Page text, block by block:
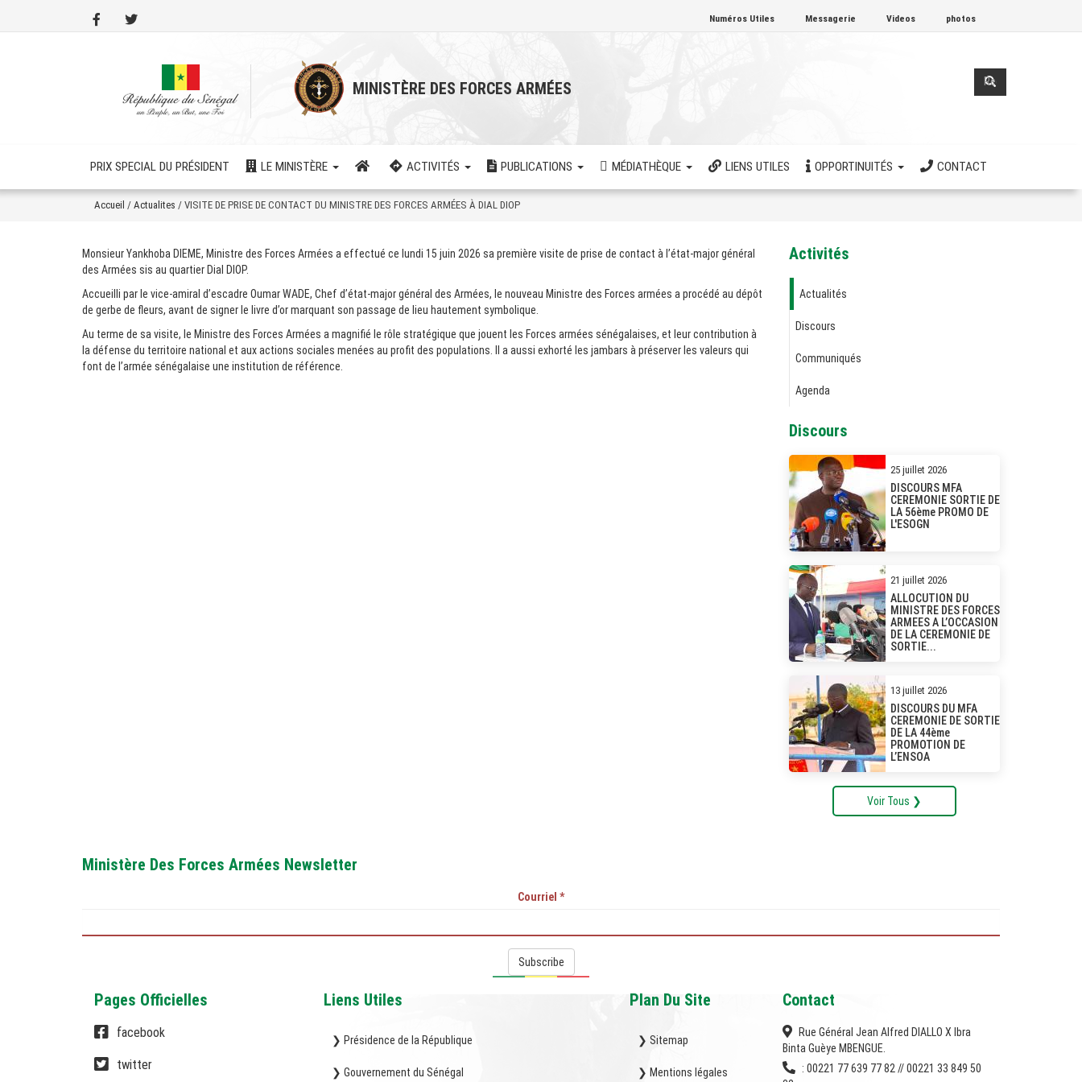
Numéros Utiles Messagerie Videos photos
MINISTÈRE DES FORCES ARMÉES
PRIX SPECIAL DU PRÉSIDENT LE MINISTÈRE ACTIVITÉS PUBLICATIONS MÉDIATHÈQUE LIENS UTILES OPPORTINUITÉS CONTACT
Accueil / Actualites / VISITE DE PRISE DE CONTACT DU MINISTRE DES FORCES ARMÉES À DIAL DIOP
Monsieur Yankhoba DIEME, Ministre des Forces Armées a effectué ce lundi 15 juin 2026 sa première visite de prise de contact à l’état-major général
des Armées sis au quartier Dial DIOP.
Accueilli par le vice-amiral d’escadre Oumar WADE, Chef d’état-major général des Armées, le nouveau Ministre des Forces armées a procédé au dépôt
de gerbe de fleurs, avant de signer le livre d’or marquant son passage de lieu hautement symbolique.
Au terme de sa visite, le Ministre des Forces Armées a magnifié le rôle stratégique que jouent les Forces armées sénégalaises, et leur contribution à
la défense du territoire national et aux actions sociales menées au profit des populations. Il a aussi exhorté les jambars à préserver les valeurs qui
font de l’armée sénégalaise une institution de référence.
Activités
Actualités
Discours
Communiqués
Agenda
Discours
25 juillet 2026
DISCOURS MFA
CEREMONIE SORTIE DE
LA 56ème PROMO DE
L'ESOGN
21 juillet 2026
ALLOCUTION DU
MINISTRE DES FORCES
ARMEES A L’OCCASION
DE LA CEREMONIE DE
SORTIE...
13 juillet 2026
DISCOURS DU MFA
CEREMONIE DE SORTIE
DE LA 44ème
PROMOTION DE
L’ENSOA
Voir Tous ❯
Ministère Des Forces Armées Newsletter
Courriel *
Subscribe
Pages Officielles
facebook
twitter
Liens Utiles
❯ Présidence de la République
❯ Gouvernement du Sénégal
Plan Du Site
❯ Sitemap
❯ Mentions légales
Contact
Rue Général Jean Alfred DIALLO X Ibra
Binta Guèye MBENGUE.
: 00221 77 639 77 82 // 00221 33 849 50